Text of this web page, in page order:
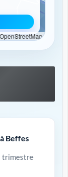
Beffes
trimestre